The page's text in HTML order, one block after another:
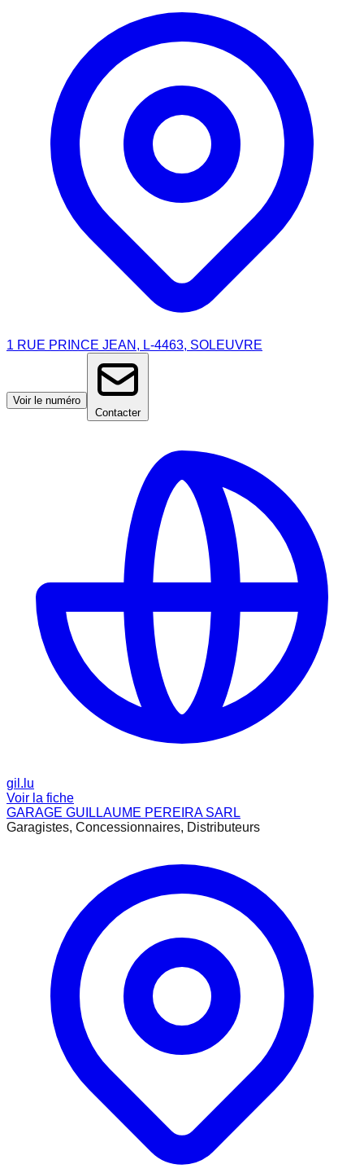
1 RUE PRINCE JEAN, L-4463, SOLEUVRE
Voir le numéro
Contacter
gil.lu
Voir la fiche
GARAGE GUILLAUME PEREIRA SARL
Garagistes, Concessionnaires, Distributeurs